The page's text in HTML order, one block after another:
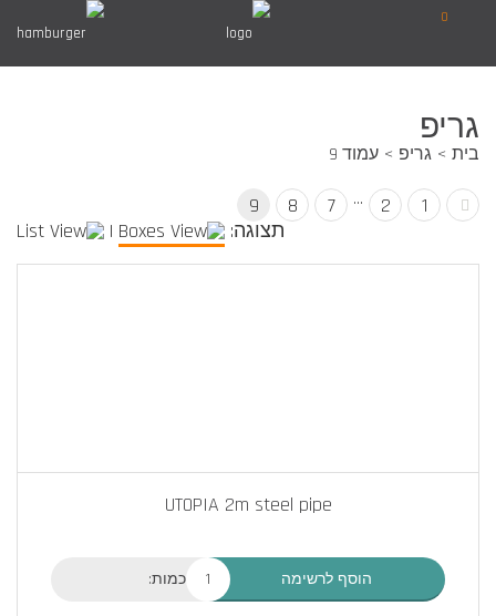
0
גריפ
בית גריפ עמוד 9
1
2
…
7
8
9
תצוגה:
|
UTOPIA 2m steel pipe
כמות: הוסף לרשימה